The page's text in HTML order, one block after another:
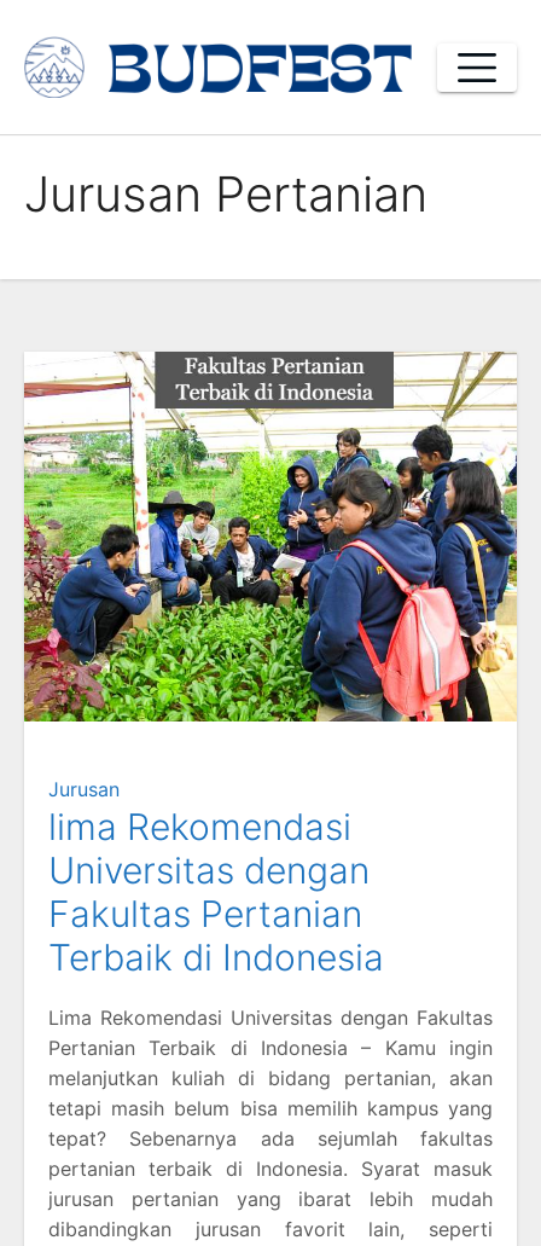
content
Jurusan Pertanian
Jurusan
lima Rekomendasi
Universitas dengan
Fakultas Pertanian
Terbaik di Indonesia
Lima Rekomendasi Universitas dengan Fakultas
Pertanian Terbaik di Indonesia – Kamu ingin
melanjutkan kuliah di bidang pertanian, akan
tetapi masih belum bisa memilih kampus yang
tepat? Sebenarnya ada sejumlah fakultas
pertanian terbaik di Indonesia. Syarat masuk
jurusan pertanian yang ibarat lebih mudah
dibandingkan jurusan favorit lain, seperti